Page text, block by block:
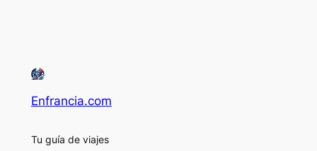
Enfrancia.com
Tu guía de viajes